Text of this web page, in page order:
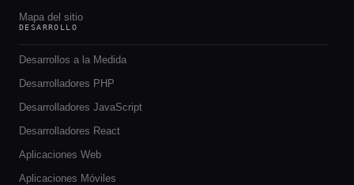
Mapa del sitio
DESARROLLO
Desarrollos a la Medida
Desarrolladores PHP
Desarrolladores JavaScript
Desarrolladores React
Aplicaciones Web
Aplicaciones Móviles